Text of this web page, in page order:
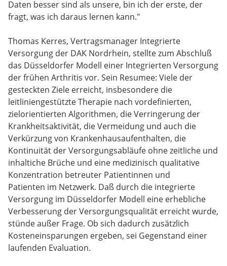
Daten besser sind als unsere, bin ich der erste, der
fragt, was ich daraus lernen kann."
Thomas Kerres, Vertragsmanager Integrierte
Versorgung der DAK Nordrhein, stellte zum Abschluß
das Düsseldorfer Modell einer Integrierten Versorgung
der frühen Arthritis vor. Sein Resumee: Viele der
gesteckten Ziele erreicht, insbesondere die
leitliniengestützte Therapie nach vordefinierten,
zielorientierten Algorithmen, die Verringerung der
Krankheitsaktivität, die Vermeidung und auch die
Verkürzung von Krankenhausaufenthalten, die
Kontinuität der Versorgungsabläufe ohne zeitliche und
inhaltiche Brüche und eine medizinisch qualitative
Konzentration betreuter Patientinnen und
Patienten im Netzwerk. Daß durch die integrierte
Versorgung im Düsseldorfer Modell eine erhebliche
Verbesserung der Versorgungsqualität erreicht wurde,
stünde außer Frage. Ob sich dadurch zusätzlich
Kosteneinsparungen ergeben, sei Gegenstand einer
laufenden Evaluation.